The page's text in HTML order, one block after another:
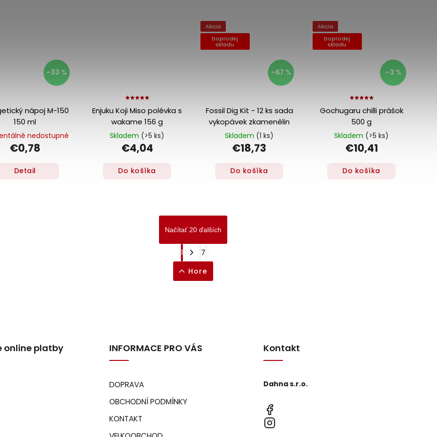
–33 %
nápoj M-150
150 ml
nedostupné
€0,78
Detail
Enjuku Koji Miso polévka s
wakame 156 g
Skladem (>5 ks)
€4,04
Do košíka
Akcia
Doprodej
skladu
–67 %
Fossil Dig Kit - 12 ks sada
vykopávek zkamenělin
Skladem (1 ks)
€18,73
Do košíka
Akcia
Doprodej
skladu
–3 %
Gochugaru chilli prášok
500 g
Skladem (>5 ks)
€10,41
Do košíka
Načítať 20 ďalších
1
7
Hore
online platby INFORMACE PRO VÁS
DOPRAVA
OBCHODNÍ PODMÍNKY
KONTAKT
Kontakt
Dahna s.r.o.